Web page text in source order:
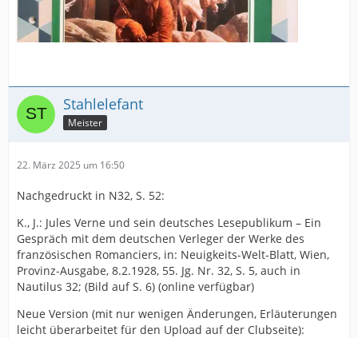
Stahlelefant
Meister
22. März 2025 um 16:50
Nachgedruckt in N32, S. 52:
K., J.: Jules Verne und sein deutsches Lesepublikum – Ein
Gespräch mit dem deutschen Verleger der Werke des
französischen Romanciers, in: Neuigkeits-Welt-Blatt, Wien,
Provinz-Ausgabe, 8.2.1928, 55. Jg. Nr. 32, S. 5, auch in
Nautilus 32; (Bild auf S. 6) (online verfügbar)
Neue Version (mit nur wenigen Änderungen, Erläuterungen
leicht überarbeitet für den Upload auf der Clubseite):